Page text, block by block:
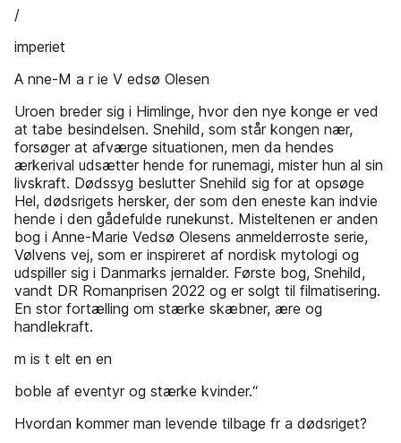
/
imperiet
A nne-M a r ie V edsø Olesen
Uroen breder sig i Himlinge, hvor den nye konge er ved
at tabe besindelsen. Snehild, som står kongen nær,
forsøger at afværge situationen, men da hendes
ærkerival udsætter hende for runemagi, mister hun al sin
livskraft. Dødssyg beslutter Snehild sig for at opsøge
Hel, dødsrigets hersker, der som den eneste kan indvie
hende i den gådefulde runekunst. Misteltenen er anden
bog i Anne-Marie Vedsø Olesens anmelderroste serie,
Vølvens vej, som er inspireret af nordisk mytologi og
udspiller sig i Danmarks jernalder. Første bog, Snehild,
vandt DR Romanprisen 2022 og er solgt til filmatisering.
En stor fortælling om stærke skæbner, ære og
handlekraft.
m is t elt en en
boble af eventyr og stærke kvinder.“
Hvordan kommer man levende tilbage fr a dødsriget?